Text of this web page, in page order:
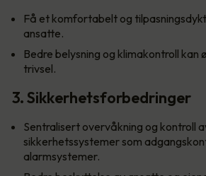
Få et komfortabelt og
ansatte.
Bedre belysning og klimakontroll kan
trivsel.
3. Sikkerhetsforbedringer
Sentralisert overvåkning og kontroll
sikkerhetssystemer som
alarmsystemer.